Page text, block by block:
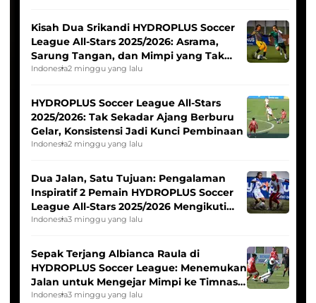
Kisah Dua Srikandi HYDROPLUS Soccer
League All-Stars 2025/2026: Asrama,
Sarung Tangan, dan Mimpi yang Tak
Pernah Padam
Indonesia2 minggu yang lalu
HYDROPLUS Soccer League All-Stars
2025/2026: Tak Sekadar Ajang Berburu
Gelar, Konsistensi Jadi Kunci Pembinaan
Indonesia2 minggu yang lalu
Dua Jalan, Satu Tujuan: Pengalaman
Inspiratif 2 Pemain HYDROPLUS Soccer
League All-Stars 2025/2026 Mengikuti
Seleksi Timnas Indonesia Putri
Indonesia3 minggu yang lalu
Sepak Terjang Albianca Raula di
HYDROPLUS Soccer League: Menemukan
Jalan untuk Mengejar Mimpi ke Timnas
Indonesia Putri
Indonesia3 minggu yang lalu